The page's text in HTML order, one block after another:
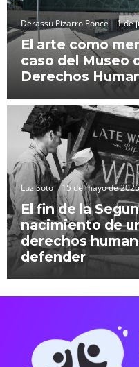
Derassu Pizarro Ponce 1 de
El arte como
caso del Museo
Derechos
Luz Soto 15 de mayo de 2026
El fin de la
nacimiento de
derechos
defender